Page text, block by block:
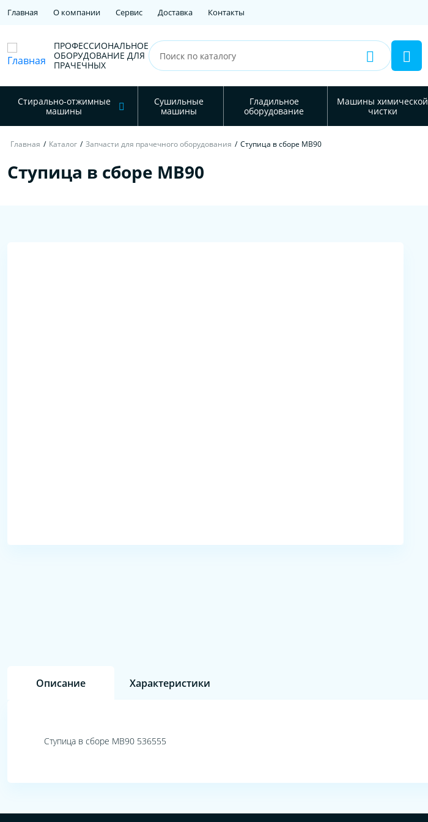
Главная О компании Сервис Доставка Контакты
ПРОФЕССИОНАЛЬНОЕ
ОБОРУДОВАНИЕ ДЛЯ
ПРАЧЕЧНЫХ
Стирально-отжимные
машины
Сушильные
машины
Гладильное
оборудование
Машины химической
чистки
Главная / Каталог / Запчасти для прачечного оборудования / Ступица в сборе MB90
Ступица в сборе MB90
Описание Характеристики
Ступица в сборе MB90 536555